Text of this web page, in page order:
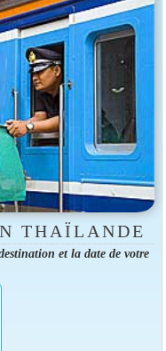
THAÏLANDE
et la date de votre